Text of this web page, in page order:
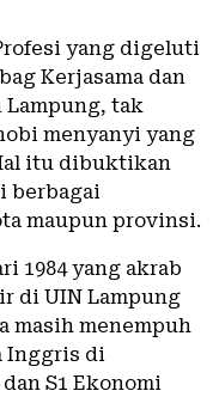
yang digeluti
Kerjasama dan
Lampung, tak
menyanyi yang
itu dibuktikan
berbagai
maupun provinsi.
1984 yang akrab
di UIN Lampung
masih menempuh
Inggris di
S1 Ekonomi